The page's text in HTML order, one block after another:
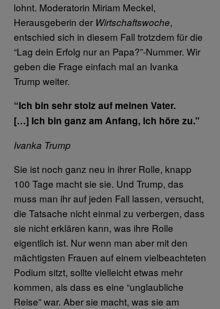
lohnt. Moderatorin Miriam Meckel,
Herausgeberin der Wirtschaftswoche,
entschied sich in diesem Fall trotzdem für die
“Lag dein Erfolg nur an Papa?”-Nummer. Wir
geben die Frage einfach mal an Ivanka
Trump weiter.
“Ich bin sehr stolz auf meinen Vater.
[…] Ich bin ganz am Anfang, ich höre zu.”
Ivanka Trump
Sie ist noch ganz neu in ihrer Rolle, knapp
100 Tage macht sie sie. Und Trump, das
muss man ihr auf jeden Fall lassen, versucht,
die Tatsache nicht einmal zu verbergen, dass
sie nicht erklären kann, was ihre Rolle
eigentlich ist. Nur wenn man aber mit den
mächtigsten Frauen auf einem vielbeachteten
Podium sitzt, sollte vielleicht etwas mehr
kommen, als dass es eine “unglaubliche
Reise” war. Aber sie macht, was sie am